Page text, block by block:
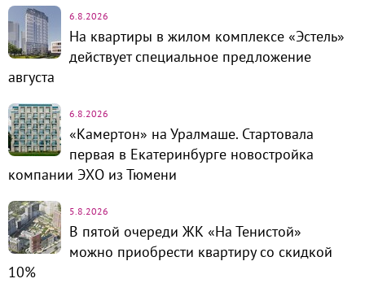
6.8.2026
На квартиры в жилом комплексе «Эстель»
действует специальное предложение
августа
6.8.2026
«Камертон» на Уралмаше. Стартовала
первая в Екатеринбурге новостройка
компании ЭХО из Тюмени
5.8.2026
В пятой очереди ЖК «На Тенистой»
можно приобрести квартиру со скидкой
10%